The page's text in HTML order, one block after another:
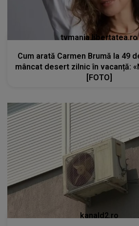
tvmania.libertatea.ro
Cum arată Carmen Brumă la 49
mâncat desert zilnic în vacanță:
[FOTO]
kanald2.ro